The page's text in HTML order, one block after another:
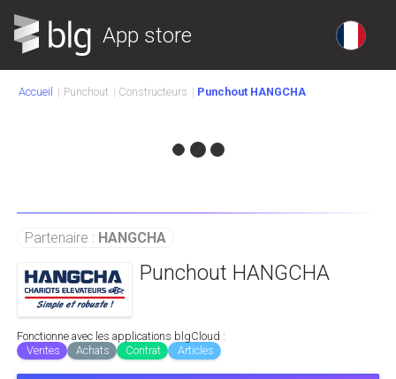
App store
Accueil Punchout Constructeurs Punchout HANGCHA
Partenaire : HANGCHA
Punchout HANGCHA
Fonctionne avec les applications blgCloud :
Ventes
Achats Contrat Articles